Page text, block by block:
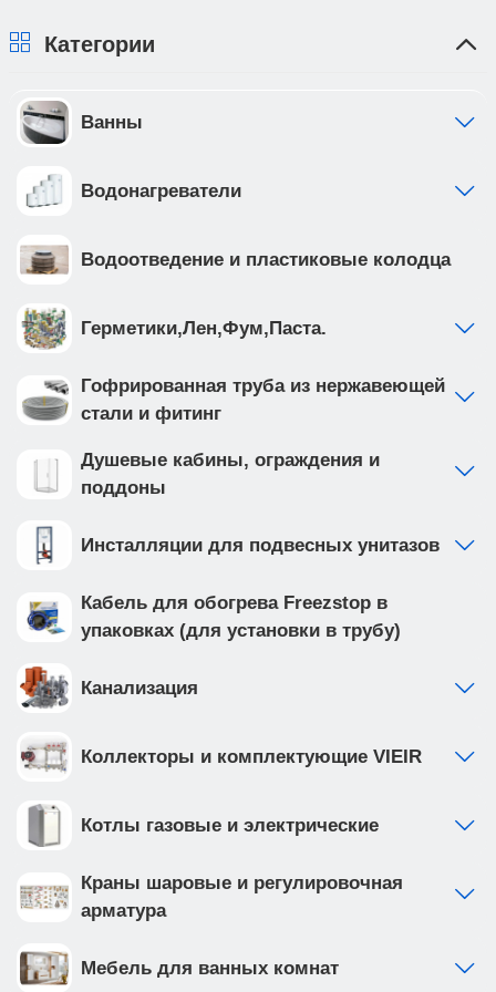
плательщика.
Категории
Ванны
Водонагреватели
Водоотведение и пластиковые колодца
Герметики,Лен,Фум,Паста.
Гофрированная труба из нержавеющей
стали и фитинг
Душевые кабины, ограждения и
поддоны
Инсталляции для подвесных унитазов
Кабель для обогрева Freezstop в
упаковках (для установки в трубу)
Канализация
Коллекторы и комплектующие VIEIR
Котлы газовые и электрические
Краны шаровые и регулировочная
арматура
Мебель для ванных комнат